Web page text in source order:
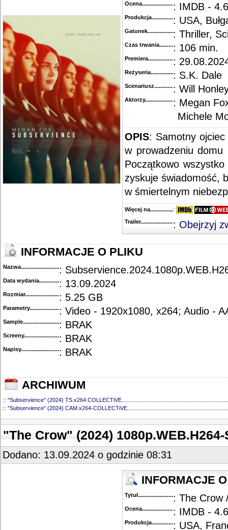
Ocena.............................................
: IMDB -
Produkcja.........................................
: USA,
Gatunek...........................................
: Thriller,
Czas trwania......................................
: 106 min.
Premiera..........................................
:
Reżyseria........................................
: S.K. Dale
Scenariusz........................................
: Will
Aktorzy...........................................
: Megan
Michele
OPIS: Samotny
w prowadzeniu
Początkowo
zyskuje świadomość,
w śmiertelnym
Więcej na........................................
:
Trailer...........................................
: Obejrzyj
INFORMACJE O PLIKU
Nazwa.............................................
:
Data wydania......................................
: 13.09.2024
Rozmiar...........................................
: 5.25 GB
Parametry.........................................: Video - 1920x1080, x264; Audio -
Sample............................................
: BRAK
Screeny...........................................
: BRAK
Napisy............................................
: BRAK
ARCHIWUM
:: "Subservience" (2024) TS.x264.COLLECTiVE
:: "Subservience" (2024) CAM.x264-COLLECTiVE
"The Crow" (2024) 1080p.WEB.H264-
Dodano: 13.09.2024 o godzinie 08:31
INFORMACJE
Tytuł............................................
: The Crow
Ocena.............................................
: IMDB -
Produkcja.........................................
: USA,